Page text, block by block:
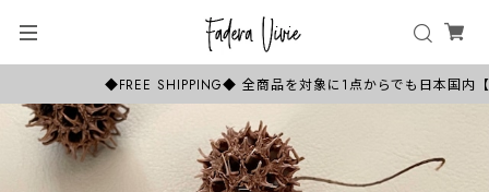
◆FREE SHIPPING◆ 全商品を対象に1点からでも日本国内【